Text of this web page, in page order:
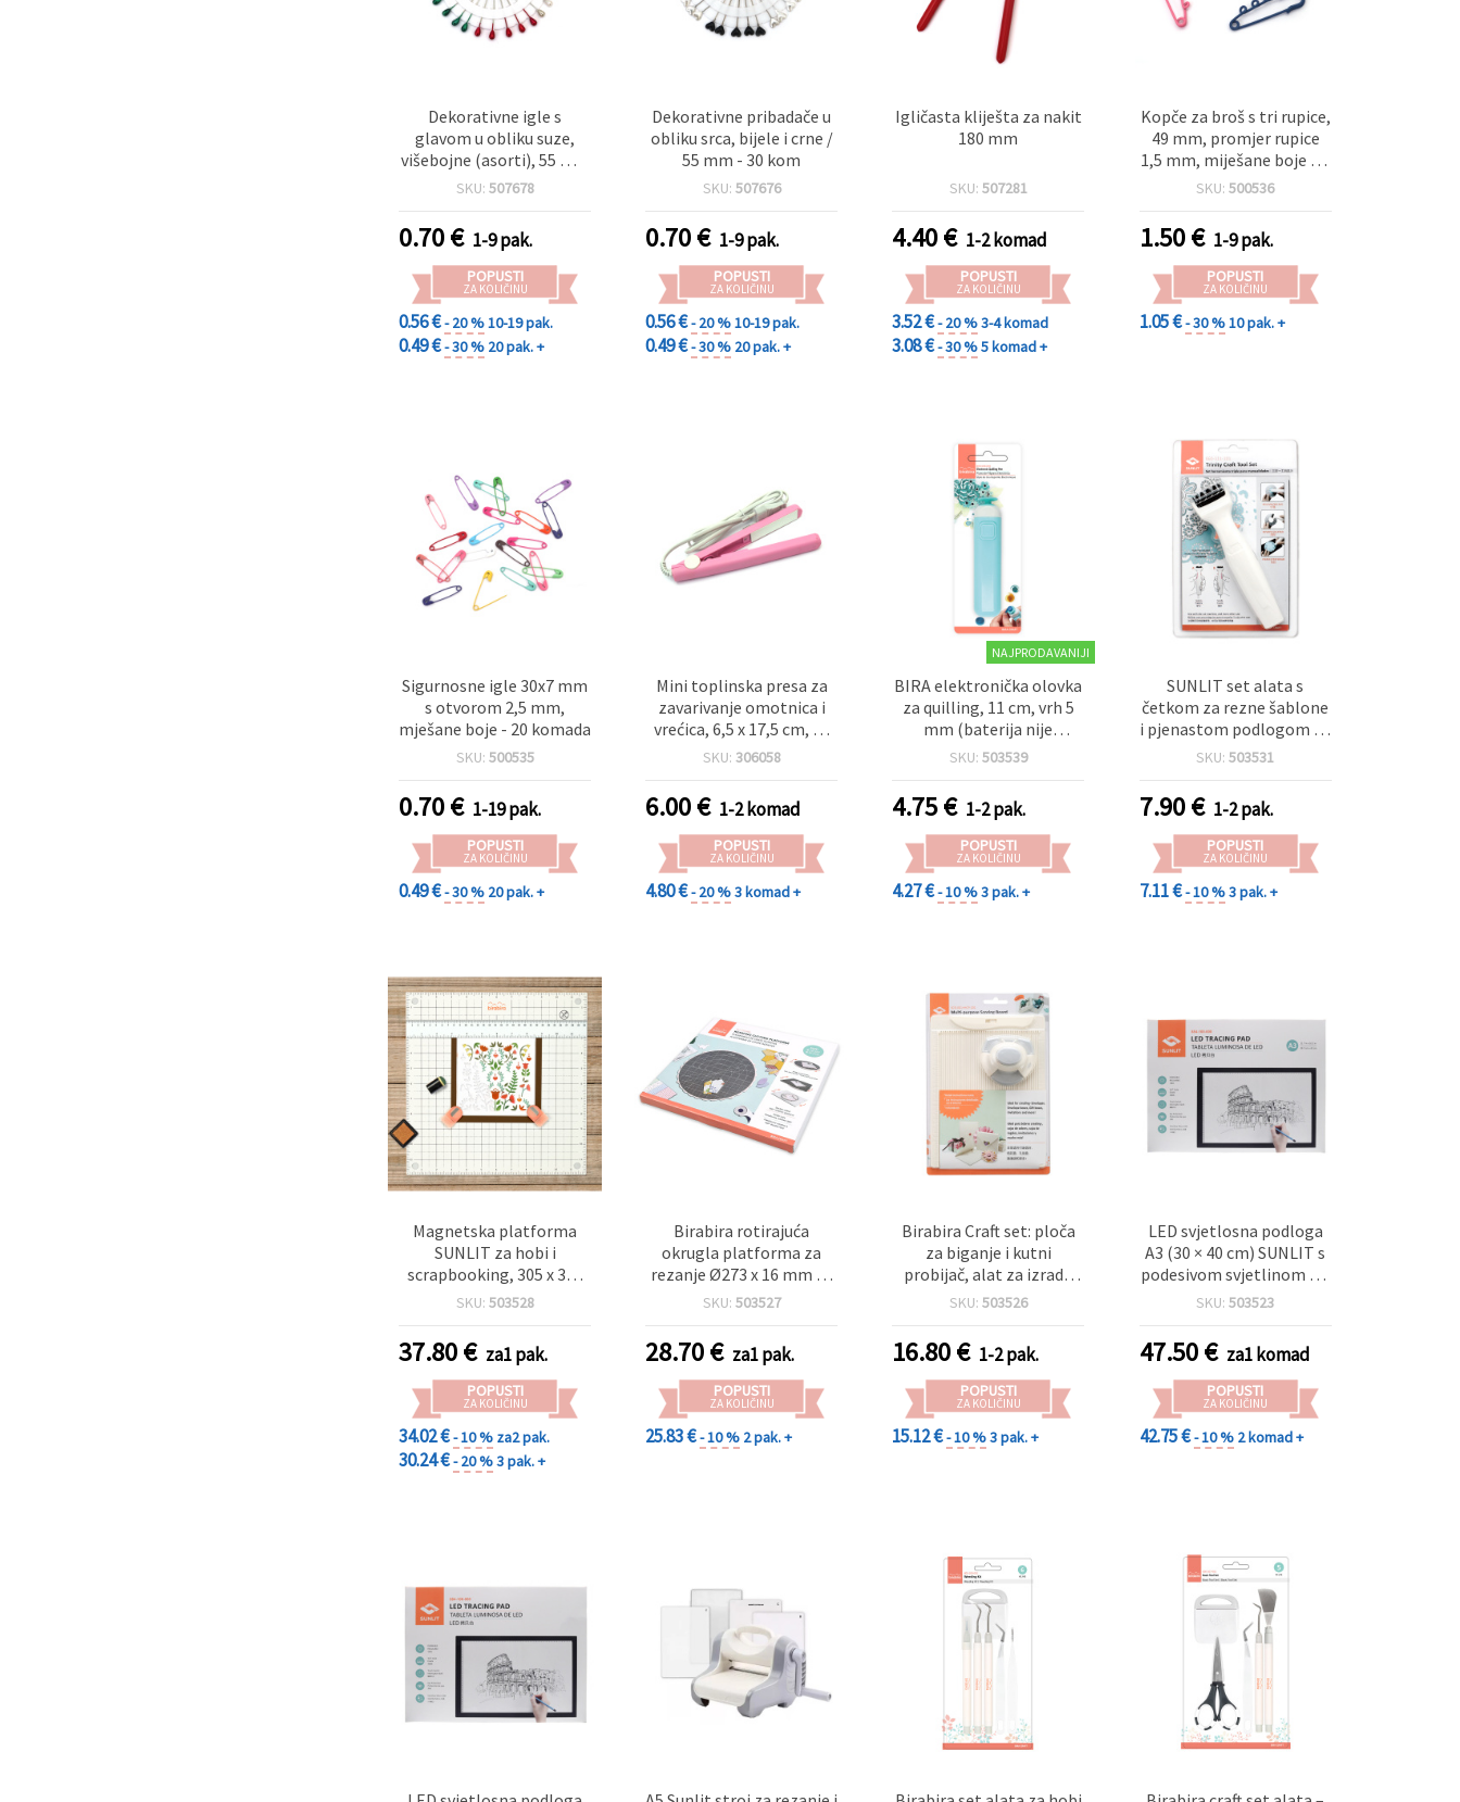
Dekorativne igle s
glavom u obliku suze,
višebojne (asorti), 55 mm
– 30 kom
SKU: 507678
0.70€ 1-9 pak.
POPUSTI
ZA KOLIČINU
0.56 €- 20 %10-19 pak.
0.49 €- 30 % 20 pak. +
Dekorativne pribadače u
obliku srca, bijele i crne /
55 mm - 30 kom
SKU: 507676
0.70€ 1-9 pak.
POPUSTI
ZA KOLIČINU
0.56 €- 20 %10-19 pak.
0.49 €- 30 % 20 pak. +
Igličasta kliješta za nakit
180 mm
SKU: 507281
4.40€ 1-2 komad
POPUSTI
ZA KOLIČINU
3.52 €- 20 %3-4 komad
3.08 €- 30 %5 komad +
Kopče za broš s tri rupice,
49 mm, promjer rupice
1,5 mm, miješane boje – 5
kom
SKU:500536
1.50€ 1-9 pak.
POPUSTI
ZA KOLIČINU
1.05 €- 30 %10 pak. +
Sigurnosne igle 30x7 mm
s otvorom 2,5 mm,
mješane boje - 20 komada
SKU: 500535
0.70€ 1-19 pak.
POPUSTI
ZA KOLIČINU
0.49 €- 30 % 20 pak. +
Mini toplinska presa za
zavarivanje omotnica i
vrećica, 6,5 x 17,5 cm, 20
W
SKU: 306058
6.00€ 1-2 komad
POPUSTI
ZA KOLIČINU
4.80 €- 20 %3 komad +
NAJPRODAVANIJI
BIRA elektronička olovka
za quilling, 11 cm, vrh 5
mm (baterija nije
uključena)
SKU: 503539
4.75€ 1-2 pak.
POPUSTI
ZA KOLIČINU
4.27 €- 10 %3 pak. +
SUNLIT set alata s
četkom za rezne šablone
i pjenastom podlogom za
čišćenje sitnih izrezaka
SKU:503531
7.90€ 1-2 pak.
POPUSTI
ZA KOLIČINU
7.11 €- 10 %3 pak. +
Magnetska platforma
SUNLIT za hobi i
scrapbooking, 305 x 305
cm
SKU: 503528
37.80€ za1 pak.
POPUSTI
ZA KOLIČINU
34.02 €- 10 % za2 pak.
30.24 €- 20 %3 pak. +
Birabira rotirajuća
okrugla platforma za
rezanje Ø273 x 16 mm sa
samozacjeljujućom
radove
SKU: 503527
28.70€ za1 pak.
POPUSTI
ZA KOLIČINU
25.83 €- 10 % 2 pak. +
Birabira Craft set: ploča
za biganje i kutni
probijač, alat za izradu
čestitki i omotnica za
8 cm do 13 x 17,8 cm
SKU: 503526
16.80€ 1-2 pak.
POPUSTI
ZA KOLIČINU
15.12 €- 10 %3 pak. +
LED svjetlosna podloga
A3 (30 × 40 cm) SUNLIT s
podesivom svjetlinom – 3
razine
SKU:503523
47.50€ za1 komad
POPUSTI
ZA KOLIČINU
42.75 €- 10 % 2 komad +